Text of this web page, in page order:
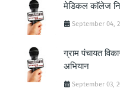
मेडिकल काॅलेज
September 04,
ग्राम पंचायत
अभियान
September 03,